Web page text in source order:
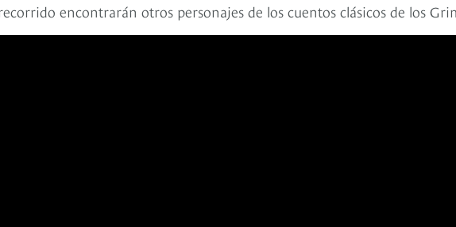
encontrarán otros personajes de los cuentos clásicos de los